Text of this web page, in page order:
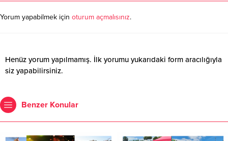
Yorum yapabilmek için oturum açmalısınız.
Henüz yorum yapılmamış. İlk yorumu yukarıdaki form aracılığıyla
siz yapabilirsiniz.
Benzer Konular